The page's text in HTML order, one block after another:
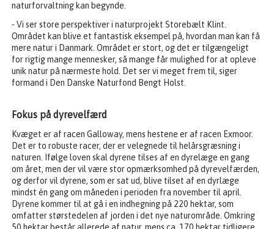
naturforvaltning kan begynde.
- Vi ser store perspektiver i naturprojekt Storebælt Klint.
Området kan blive et fantastisk eksempel på, hvordan man kan få
mere natur i Danmark. Området er stort, og det er tilgængeligt
for rigtig mange mennesker, så mange får mulighed for at opleve
unik natur på nærmeste hold. Det ser vi meget frem til, siger
formand i Den Danske Naturfond Bengt Holst.
Fokus på dyrevelfærd
Kvæget er af racen Galloway, mens hestene er af racen Exmoor.
Det er to robuste racer, der er velegnede til helårsgræsning i
naturen. Ifølge loven skal dyrene tilses af en dyrelæge en gang
om året, men der vil være stor opmærksomhed på dyrevelfærden,
og derfor vil dyrene, som er sat ud, blive tilset af en dyrlæge
mindst én gang om måneden i perioden fra november til april.
Dyrene kommer til at gå i en indhegning på 220 hektar, som
omfatter størstedelen af jorden i det nye naturområde. Omkring